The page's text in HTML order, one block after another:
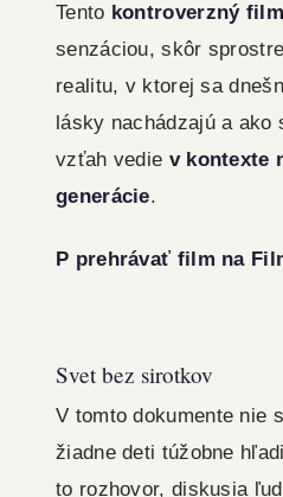
Tento kontroverzný film
senzáciou, skôr
realitu, v ktorej sa
lásky nachádzajú a
vzťah vedie v kontexte
generácie.
P prehrávať film na
Svet bez sirotkov
V tomto dokumente nie
žiadne deti túžobne
to rozhovor, diskusia